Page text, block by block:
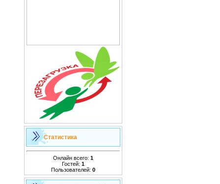
Статистика
Онлайн всего: 1
Гостей: 1
Пользователей: 0